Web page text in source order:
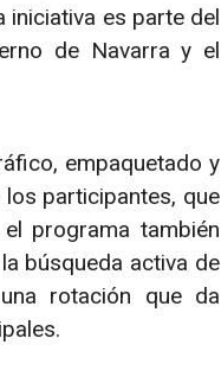
iniciativa es parte del
de Navarra y el
empaquetado y
participantes, que
programa también
búsqueda activa de
rotación que da